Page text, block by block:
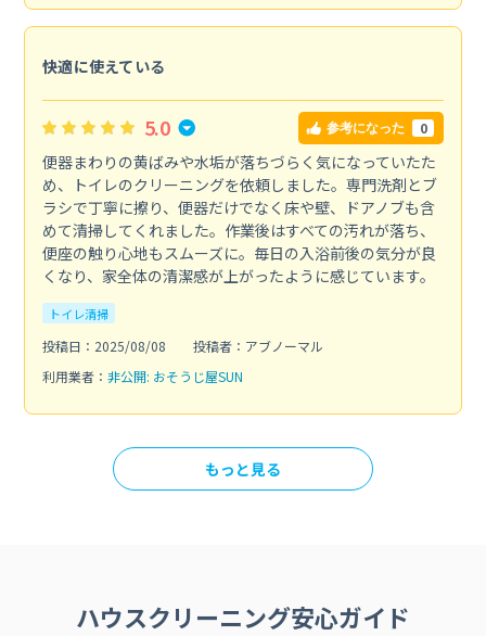
快適に使えている
5.0 参考になった 0
便器まわりの黄ばみや水垢が落ちづらく気になっていたた
め、トイレのクリーニングを依頼しました。専門洗剤とブ
ラシで丁寧に擦り、便器だけでなく床や壁、ドアノブも含
めて清掃してくれました。作業後はすべての汚れが落ち、
便座の触り心地もスムーズに。毎日の入浴前後の気分が良
くなり、家全体の清潔感が上がったように感じています。
トイレ清掃
投稿日：2025/08/08
投稿者：アブノーマル
利用業者： 非公開: おそうじ屋SUN
もっと見る
ハウスクリーニング安心ガイド